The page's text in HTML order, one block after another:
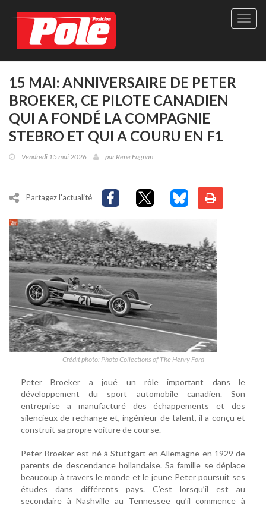
Site
15 MAI: ANNIVERSAIRE DE PETER
BROEKER, CE PILOTE CANADIEN
QUI A FONDÉ LA COMPAGNIE
STEBRO ET QUI A COURU EN F1
Vendredi 15 mai 2026 parRené Fagnan
Partagez l'actualité
Crédit photo: Photo Collections of The Henry Ford
Peter Broeker a joué un rôle important dans le
développement du sport automobile canadien. Son
entreprise a manufacturé des échappements et des
silencieux de rechange et, ingénieur de talent, il a conçu et
construit sa propre voiture de course.
Peter Broeker est né à Stuttgart en Allemagne en 1929 de
parents de descendance hollandaise. Sa famille se déplace
beaucoup à travers le monde et le jeune Peter poursuit ses
études dans différents pays. C’est lorsqu’il est au
secondaire à Nashville au Tennessee qu’il commence à